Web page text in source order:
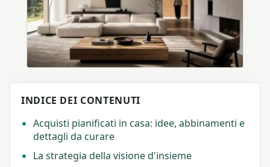
INDICE DEI CONTENUTI
Acquisti pianificati in casa: idee, abbinamenti e
dettagli da curare
La strategia della visione d'insieme